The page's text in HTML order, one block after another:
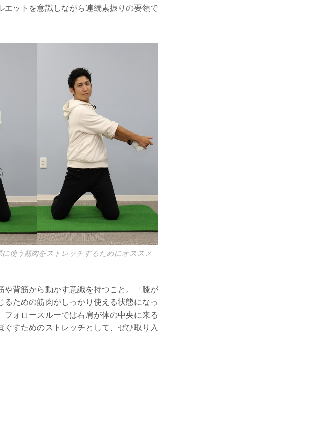
エットを意識しながら連続素振りの要領で
使う筋肉をストレッチするためにオススメ
背筋から動かす意識を持つこと。「膝が
ための筋肉がしっかり使える状態になっ
ォロースルーでは右肩が体の中央に来る
すためのストレッチとして、ぜひ取り入